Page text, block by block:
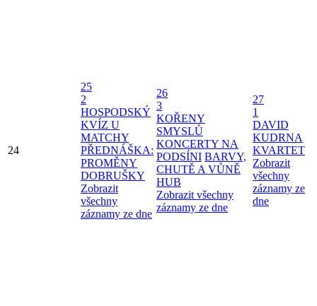
24
25
2
HOSPODSKÝ
KVÍZ U
MATCHY
PŘEDNÁŠKA:
PROMĚNY
DOBRUŠKY
Zobrazit
všechny
záznamy ze dne
26
3
KOŘENY
SMYSLŮ
KONCERTY NA
PODSÍNI BARVY,
CHUTĚ A VŮNĚ
HUB
Zobrazit všechny
záznamy ze dne
27
1
DAVID
KUDRNA
KVARTET
Zobrazit
všechny
záznamy ze
dne